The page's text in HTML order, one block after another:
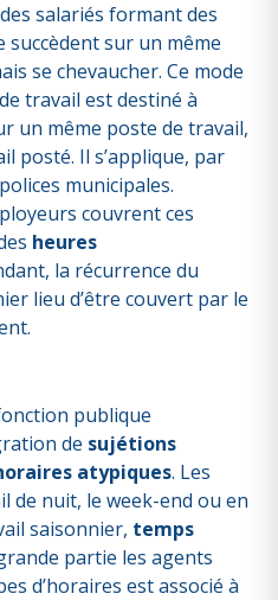
salariés formant des
sur un même
se chevaucher. Ce mode
travail est destiné à
un même poste de travail,
posté. Il s’applique, par
municipales.
couvrent ces
heures
la récurrence du
lieu d’être couvert par le
publique
de sujétions
atypiques. Les
de nuit, le week-end ou en
saisonnier, temps
partie les agents
d’horaires est associé à